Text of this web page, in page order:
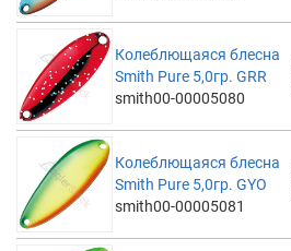
Колеблющаяся блесна
Smith Pure 5,0гр. GRR
smith00-00005080
Колеблющаяся блесна
Smith Pure 5,0гр. GYO
smith00-00005081